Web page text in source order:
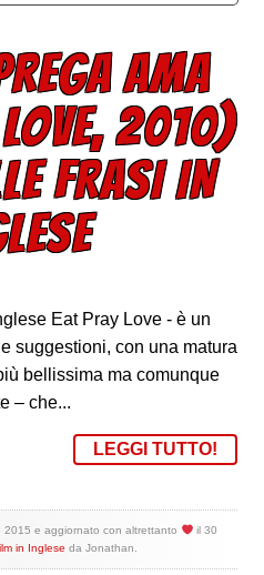
AMA
2010)
FRASI IN
Eat Pray Love - è un
suggestioni, con una matura
bellissima ma comunque
– che...
LEGGI TUTTO!
2015 e aggiornato con altrettanto il30
in Inglese da Jonathan.